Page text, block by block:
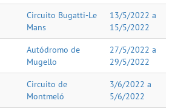
Circuito Bugatti-Le
Mans
13/5/2022 a
15/5/2022
Autódromo de
Mugello
27/5/2022 a
29/5/2022
Circuito de
Montmeló
3/6/2022 a
5/6/2022